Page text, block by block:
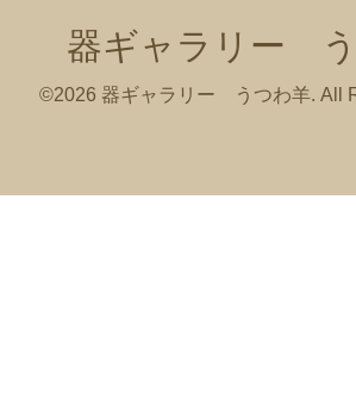
器ギャラリー
©2026 器ギャラリー うつわ羊. All